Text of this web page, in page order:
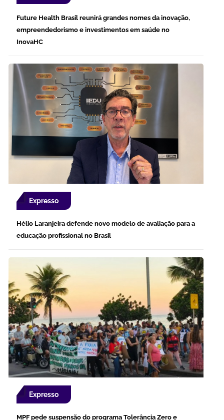
Future Health Brasil reunirá grandes nomes da inovação,
empreendedorismo e investimentos em saúde no
InovaHC
Expresso
Hélio Laranjeira defende novo modelo de avaliação para a
educação profissional no Brasil
Expresso
MPF pede suspensão do programa Tolerância Zero e